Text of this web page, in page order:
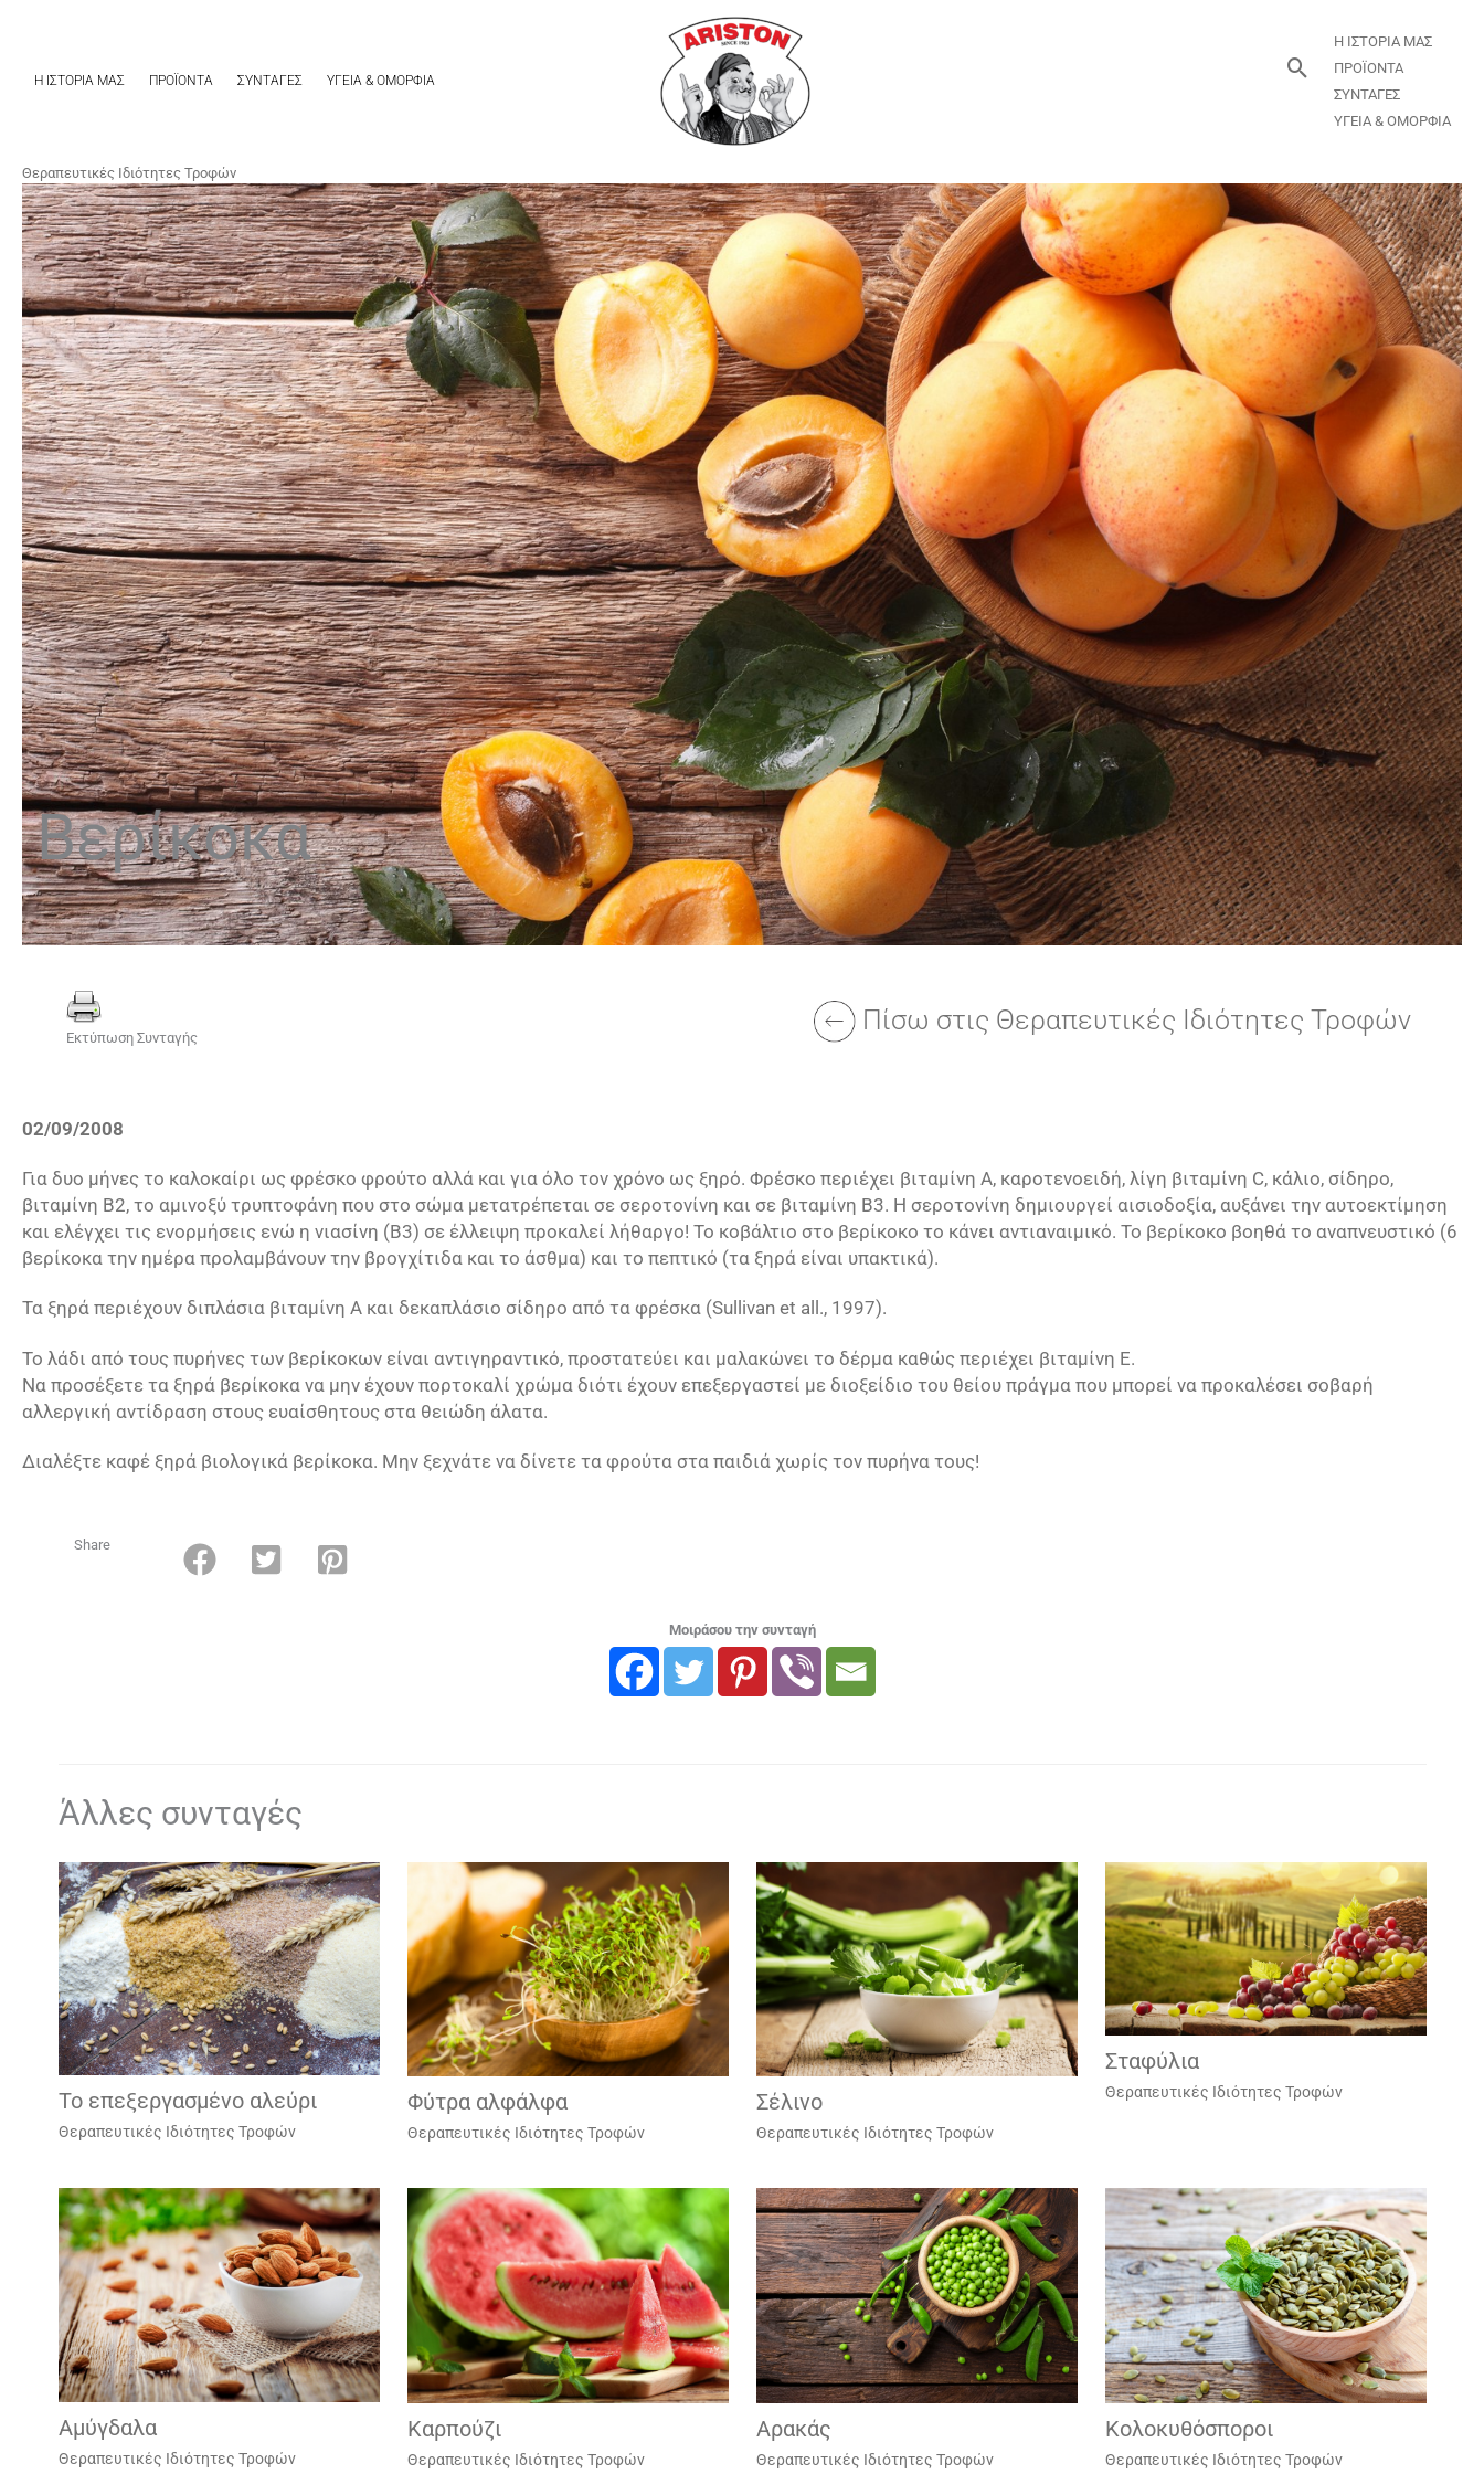
Η ΙΣΤΟΡΙΑ ΜΑΣ ΠΡΟΪΟΝΤΑ ΣΥΝΤΑΓΕΣ ΥΓΕΙΑ & ΟΜΟΡΦΙΑ Αναζήτηση
Η ΙΣΤΟΡΙΑ ΜΑΣ
ΠΡΟΪΟΝΤΑ
ΣΥΝΤΑΓΕΣ
ΥΓΕΙΑ & ΟΜΟΡΦΙΑ
Θεραπευτικές Ιδιότητες Τροφών
Βερίκοκα
Εκτύπωση Συνταγής
Πίσω στις Θεραπευτικές Ιδιότητες Τροφών
02/09/2008
Για δυο μήνες το καλοκαίρι ως φρέσκο φρούτο αλλά και για όλο τον χρόνο ως ξηρό. Φρέσκο περιέχει βιταμίνη Α, καροτενοειδή, λίγη βιταμίνη C, κάλιο, σίδηρο,
βιταμίνη Β2, το αμινοξύ τρυπτοφάνη που στο σώμα μετατρέπεται σε σεροτονίνη και σε βιταμίνη Β3. Η σεροτονίνη δημιουργεί αισιοδοξία, αυξάνει την αυτοεκτίμηση
και ελέγχει τις ενορμήσεις ενώ η νιασίνη (Β3) σε έλλειψη προκαλεί λήθαργο! Το κοβάλτιο στο βερίκοκο το κάνει αντιαναιμικό. Το βερίκοκο βοηθά το αναπνευστικό (6
βερίκοκα την ημέρα προλαμβάνουν την βρογχίτιδα και το άσθμα) και το πεπτικό (τα ξηρά είναι υπακτικά).
Τα ξηρά περιέχουν διπλάσια βιταμίνη Α και δεκαπλάσιο σίδηρο από τα φρέσκα (Sul­li­van et all., 1997).
Το λάδι από τους πυρήνες των βερίκοκων είναι αντιγηραντικό, προστατεύει και μαλακώνει το δέρμα καθώς περιέχει βιταμίνη Ε.
Να προσέξετε τα ξηρά βερίκοκα να μην έχουν πορτοκαλί χρώμα διότι έχουν επεξεργαστεί με διοξείδιο του θείου πράγμα που μπορεί να προκαλέσει σοβαρή
αλλεργική αντίδραση στους ευαίσθητους στα θειώδη άλατα.
Διαλέξτε καφέ ξηρά βιολογικά βερίκοκα. Μην ξεχνάτε να δίνετε τα φρούτα στα παιδιά χωρίς τον πυρήνα τους!
Share
Μοιράσου την συνταγή
Άλλες συνταγές
To επεξεργασμένο αλεύρι
Θεραπευτικές Ιδιότητες Τροφών
Φύτρα αλφάλφα
Θεραπευτικές Ιδιότητες Τροφών
Σέλινο
Θεραπευτικές Ιδιότητες Τροφών
Σταφύλια
Θεραπευτικές Ιδιότητες Τροφών
Αμύγδαλα
Θεραπευτικές Ιδιότητες Τροφών
Καρπούζι
Θεραπευτικές Ιδιότητες Τροφών
Αρακάς
Θεραπευτικές Ιδιότητες Τροφών
Κολοκυθόσποροι
Θεραπευτικές Ιδιότητες Τροφών